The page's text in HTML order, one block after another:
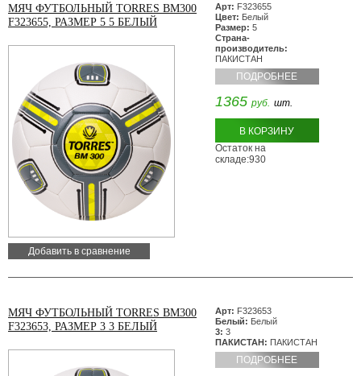
МЯЧ ФУТБОЛЬНЫЙ TORRES BM300
F323655, РАЗМЕР 5 5 БЕЛЫЙ
Добавить в сравнение
Арт: F323655
Цвет: Белый
Размер: 5
Страна-
производитель:
ПАКИСТАН
ПОДРОБНЕЕ
1365 руб. шт.
В КОРЗИНУ
Остаток на
складе:930
МЯЧ ФУТБОЛЬНЫЙ TORRES BM300
F323653, РАЗМЕР 3 3 БЕЛЫЙ
Арт: F323653
Белый: Белый
3: 3
ПАКИСТАН: ПАКИСТАН
ПОДРОБНЕЕ